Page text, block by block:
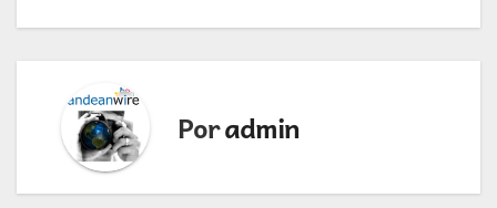
Poradmin